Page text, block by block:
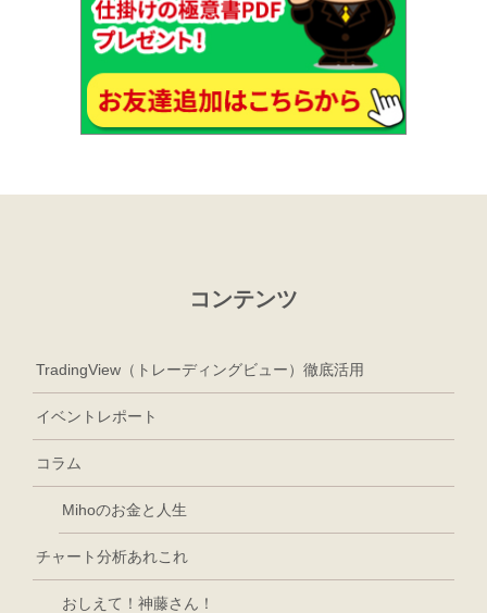
コンテンツ
TradingView（トレーディングビュー）徹底活用
イベントレポート
コラム
Mihoのお金と人生
チャート分析あれこれ
おしえて！神藤さん！